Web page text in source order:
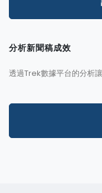
分析新聞稿成效
透過Trek數據平台的分析